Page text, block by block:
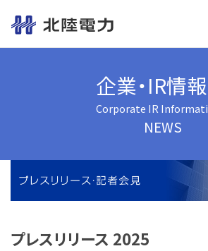
企業・IR情報
Corporate IR
NEWS
プレスリリース 2025